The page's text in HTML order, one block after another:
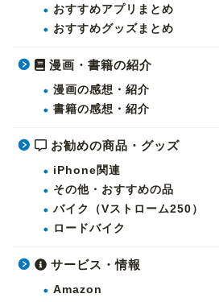
おすすめアプリまとめ
おすすめグッズまとめ
漫画・書籍の紹介
漫画の感想・紹介
書籍の感想・紹介
お勧めの商品・グッズ
iPhone関連
その他・おすすめの品
バイク（Vストローム250）
ロードバイク
サービス・情報
Amazon